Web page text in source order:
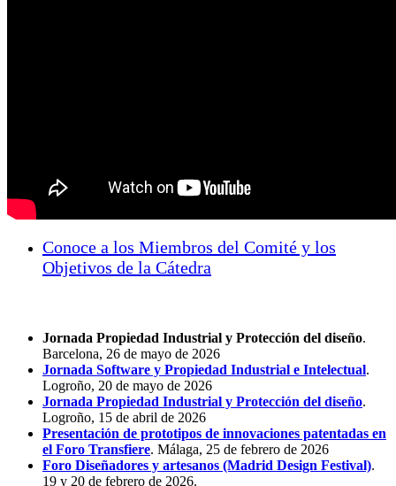
Conoce a los Miembros del Comité y los
Objetivos de la Cátedra
Jornada Propiedad Industrial y Protección del diseño.
Barcelona, 26 de mayo de 2026
Jornada Software y Propiedad Industrial e Intelectual.
Logroño, 20 de mayo de 2026
Jornada Propiedad Industrial y Protección del diseño.
Logroño, 15 de abril de 2026
Presentación de prototipos de innovaciones patentadas en
el Foro Transfiere. Málaga, 25 de febrero de 2026
Foro Diseñadores y artesanos (Madrid Design Festival).
19 y 20 de febrero de 2026.